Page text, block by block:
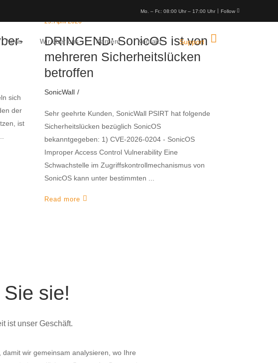
Mo. – Fr.: 08:00 Uhr – 17:00 Uhr Follow
News Wir über uns Karriere Kontakt Support
sich
der
ist
29. April 2026
DRINGEND: SonicOS ist von
mehreren Sicherheitslücken
betroffen
SonicWall
Sehr geehrte Kunden, SonicWall PSIRT hat folgende
Sicherheitslücken bezüglich SonicOS
bekanntgegeben: 1) CVE-2026-0204 - SonicOS
Improper Access Control Vulnerability Eine
Schwachstelle im Zugriffskontrollmechanismus von
SonicOS kann unter bestimmten
Read more
sie!
ist unser Geschäft.
wir gemeinsam analysieren, wo Ihre